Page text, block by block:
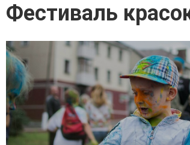
Фестиваль